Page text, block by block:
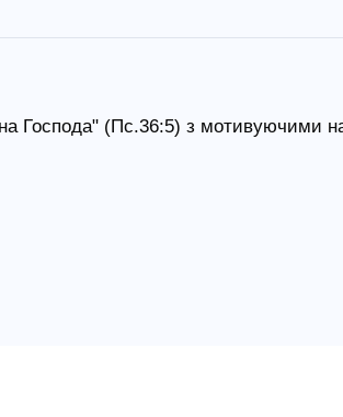
Господа" (Пс.36:5) з мотивуючими